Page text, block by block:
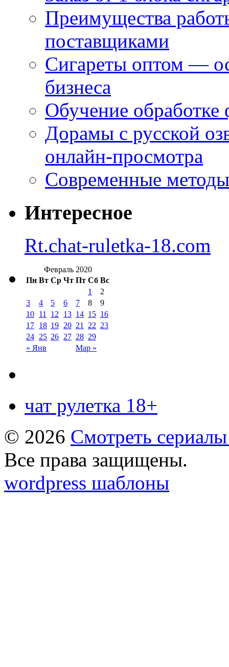
Преимущества
поставщиками
Сигареты оптом —
бизнеса
Обучение
Дорамы с русской
онлайн-просмотра
Современные
Интересное
Rt.chat-ruletka-18.com
Февраль 2020
Пн Вт Ср Чт Пт Сб Вс
« Янв Мар »
1
2
3
4 5 6 7 8
9
10 11 12 13 14 15 16
17 18 19 20 21 22 23
24 25 26 27 28 29
чат рулетка 18+
© 2026 Смотреть
Все права защищены.
wordpress шаблоны